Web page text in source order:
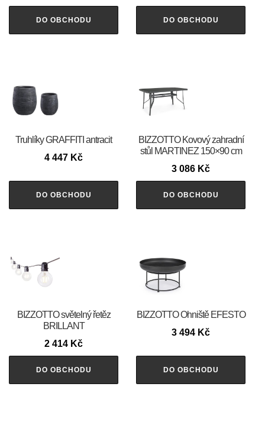
DO OBCHODU DO OBCHODU
Truhlíky GRAFFITI antracit
4 447 Kč
DO OBCHODU
BIZZOTTO Kovový zahradní
stůl MARTINEZ 150×90 cm
3 086 Kč
DO OBCHODU
BIZZOTTO světelný řetěz
BRILLANT
2 414 Kč
DO OBCHODU
BIZZOTTO Ohniště EFESTO
3 494 Kč
DO OBCHODU